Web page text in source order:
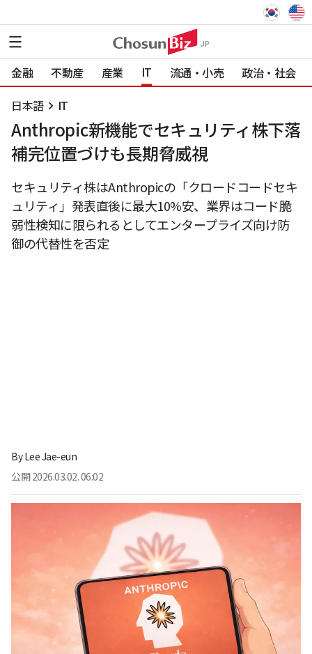
金融 不動産 産業 IT 流通・小売 政治・社会
日本語 IT
Anthropic新機能でセキュリティ株下落
補完位置づけも長期脅威視
セキュリティ株はAnthropicの「クロードコードセキ
ュリティ」発表直後に最大10%安、業界はコード脆
弱性検知に限られるとしてエンタープライズ向け防
御の代替性を否定
By Lee Jae-eun
公開 2026.03.02. 06:02